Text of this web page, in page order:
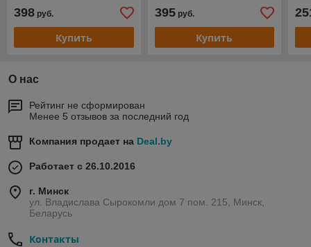
398 руб.
Купить
395руб.
Купить
О нас
Рейтинг не сформирован
Менее 5 отзывов за последний год
Компания продает на Deal.by
Работает с 26.10.2016
г. Минск
ул. Владислава Сырокомли дом 7 пом. 215, Минск,
Беларусь
Контакты